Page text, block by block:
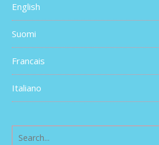
English
Suomi
Francais
Italiano